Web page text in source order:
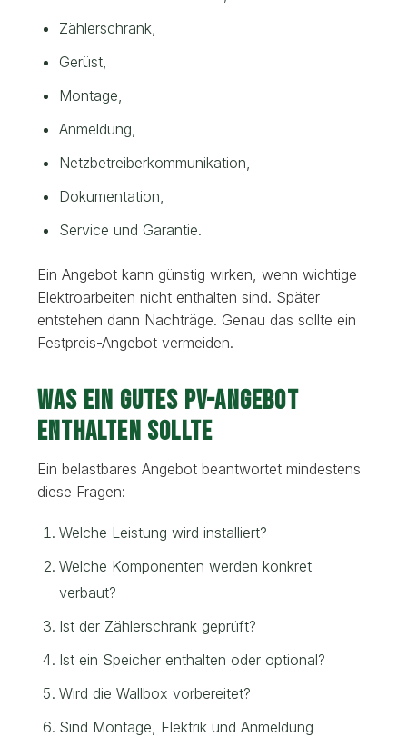
Zählerschrank,
Gerüst,
Montage,
Anmeldung,
Netzbetreiberkommunikation,
Dokumentation,
Service und Garantie.
Ein Angebot kann günstig wirken, wenn wichtige
Elektroarbeiten nicht enthalten sind. Später
entstehen dann Nachträge. Genau das sollte ein
Festpreis-Angebot vermeiden.
Was ein gutes PV-Angebot
enthalten sollte
Ein belastbares Angebot beantwortet mindestens
diese Fragen:
Welche Leistung wird installiert?
Welche Komponenten werden konkret
verbaut?
Ist der Zählerschrank geprüft?
Ist ein Speicher enthalten oder optional?
Wird die Wallbox vorbereitet?
Sind Montage, Elektrik und Anmeldung